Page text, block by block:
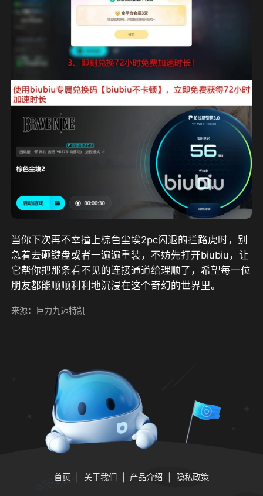
当你下次再不幸撞上棕色尘埃2pc闪退的拦路虎时，别
急着去砸键盘或者一遍遍重装，不妨先打开biubiu，让
它帮你把那条看不见的连接通道给理顺了，希望每一位
朋友都能顺顺利利地沉浸在这个奇幻的世界里。
来源：巨力九迈特凯
首页 关于我们 产品介绍 隐私政策